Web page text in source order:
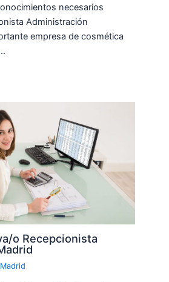
necesarios
Administración
empresa de cosmética
o Recepcionista
Madrid